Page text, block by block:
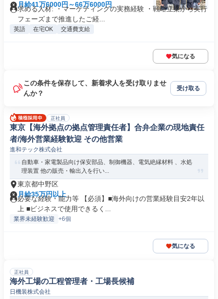
月給41万6000円～66万6000円
求める人材: ・マーケティングの実務経験 ・戦略立案から実行
フェーズまで推進したご経...
英語 在宅OK 交通費支給
気になる
この条件を保存して、新着求人を受け取りませ
んか？
受け取る
正社員
東京【海外拠点の拠点管理責任者】合弁企業の現地責任
者/海外営業経験歓迎 その他営業
進和テック株式会社
自動車・家電製品向け保安部品、制御機器、電気絶縁材料 、水処
理装置 他の販売・輸出入を行い...
東京都中野区
月給35万円以上
必要な経験・能力等 【必須】■海外向けの営業経験目安2年以
上 ■ビジネスで使用できるく...
業界未経験歓迎 +6個
気になる
正社員
海外工場の工程管理者・工場長候補
日機装株式会社